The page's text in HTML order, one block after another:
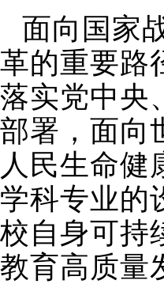
面向国家
革的重要路
落实党中央
部署，面向
人民生命健
学科专业的
校自身可持
教育高质量